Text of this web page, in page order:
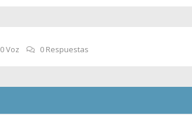
0 Voz 0 Respuestas